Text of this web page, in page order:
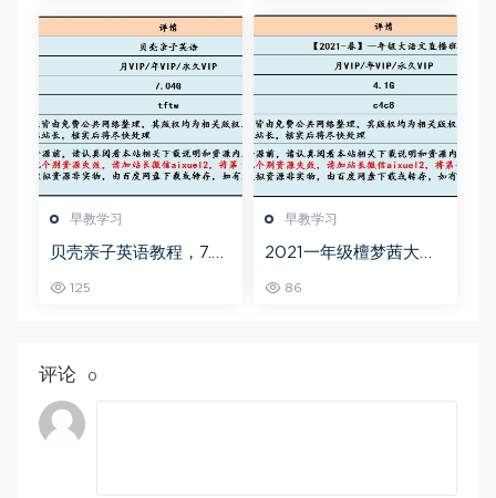
载，语文英语，数学，
国学，象棋，围棋，运
动等课程
百度网盘资源打包下载
早教学习
贝壳亲子英语教程，7.0
载,亲子英语启蒙教育教
125
早教学习
2021一年级檀梦茜大语
网盘打包下载,学前教育/
86
评论 0